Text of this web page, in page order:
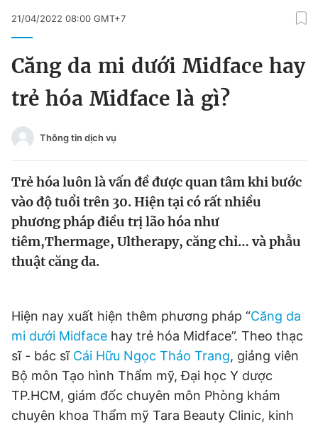
Chuyên mục
Chào ngày mới
Tin thị trường Tin 360
Video Magazine
Tiện ích Bạn cần biết
Thông tin tòa soạn Liên hệ quảng cáo
Đổi mật khẩu
Tin đã lưu
21/04/2022 08:00 GMT+7
Căng da mi dưới Midface hay
trẻ hóa Midface là gì?
Thông tin dịch vụ
Trẻ hóa luôn là vấn đề được quan tâm khi bước
vào độ tuổi trên 30. Hiện tại có rất nhiều
phương pháp điều trị lão hóa như
tiêm,Thermage, Ultherapy, căng chỉ… và phẫu
thuật căng da.
Hiện nay xuất hiện thêm phương pháp “Căng da
mi dưới Midface hay trẻ hóa Midface”. Theo thạc
sĩ - bác sĩ Cái Hữu Ngọc Thảo Trang, giảng viên
Bộ môn Tạo hình Thẩm mỹ, Đại học Y dược
TP.HCM, giám đốc chuyên môn Phòng khám
chuyên khoa Thẩm mỹ Tara Beauty Clinic, kinh